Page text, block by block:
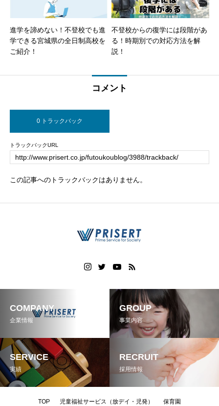
進学を諦めない！不登校でも進
学できる宮城県の全日制高校を
ご紹介！
不登校からの復学には段階があ
る！時期別での対応方法を解
説！
コメント
0 トラックバック
トラックバックURL
この記事へのトラックバックはありません。
COMPANY
企業情報
GROUP
事業内容
SERVICE
実績
RECRUIT
採用情報
TOP 児童福祉サービス（放デイ・児発） 保育園